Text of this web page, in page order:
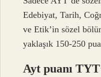
Edebiyat, Tarih,
ve Etik’in sözel
yaklaşık 150-250
Ayt puanı